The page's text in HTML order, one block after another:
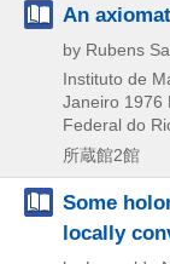
An
by Rubens
Instituto de
Janeiro 1976
Federal do
所蔵館2館
Some
locally